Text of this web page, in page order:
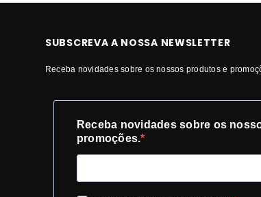
SUBSCREVA A NOSSA NEWSLETTER
Receba novidades sobre os nossos produtos e
Receba novidades sobre os
promoções.